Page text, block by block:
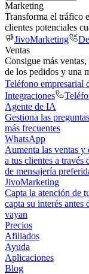
Marketing
Transforma el tráfico
clientes potenciales
JivoMarketing
Ventas
Consigue más
de los pedidos y una
Teléfono empresarial
Integraciones
Agente de IA
Gestiona las preguntas
más frecuentes
WhatsApp
Aumenta las ventas y
a tus clientes a través
de mensajería
JivoMarketing
Capta la atención de
capta su interés antes
vayan
Precios
Afiliados
Ayuda
Aplicaciones
Blog